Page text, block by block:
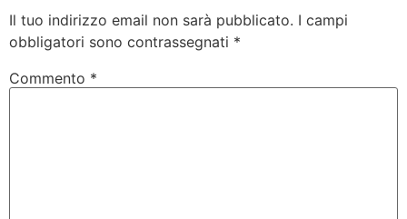
Il tuo indirizzo email non sarà pubblicato. I campi
obbligatori sono contrassegnati *
Commento *